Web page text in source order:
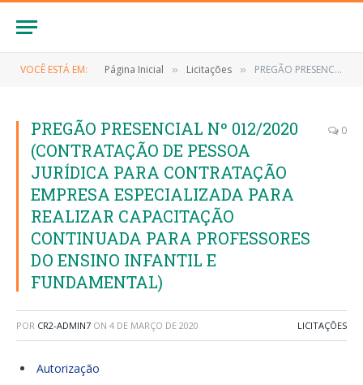
VOCÊ ESTÁ EM: Página Inicial » Licitações » PREGÃO PRESENCIAL Nº 012/2020 (CONTRATAÇÃO DE PESSOA JURÍDICA PARA CONTRATAÇÃO EMPRESA ESPECIALIZADA PARA REALIZAR CAPACITAÇÃO CONTINUADA PARA PROFESSORES DO ENSINO INFANTIL E FUNDAMENTAL)
PREGÃO PRESENCIAL Nº 012/2020
(CONTRATAÇÃO DE PESSOA
JURÍDICA PARA CONTRATAÇÃO
EMPRESA ESPECIALIZADA PARA
REALIZAR CAPACITAÇÃO
CONTINUADA PARA PROFESSORES
DO ENSINO INFANTIL E
FUNDAMENTAL)
0
POR CR2-ADMIN7 ON 4 DE MARÇO DE 2020 LICITAÇÕES
Autorização